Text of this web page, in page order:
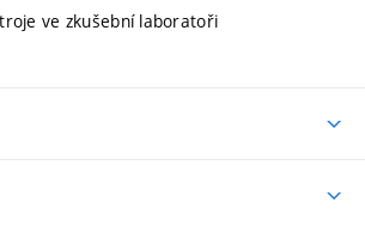
ve zkušební laboratoři